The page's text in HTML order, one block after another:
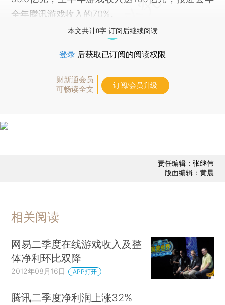
全年腾讯游戏收入的70%。
本文共计0字 订阅后继续阅读
登录 后获取已订阅的阅读权限
财新通会员
可畅读全文
订阅/会员升级
责任编辑：张继伟
版面编辑：黄晨
相关阅读
网易二季度在线游戏收入及整
体净利环比双降
2012年08月16日 APP打开
腾讯二季度净利润上涨32%